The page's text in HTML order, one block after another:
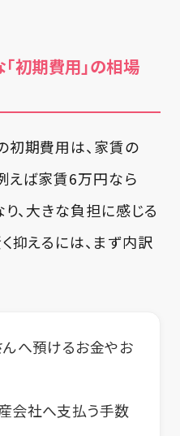
初期費用」の相場
初期費用は、家賃の
えば家賃6万円なら
、大きな負担に感じる
抑えるには、まず内訳
んへ預けるお金やお
会社へ支払う手数